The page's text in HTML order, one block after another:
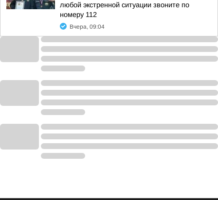
любой экстренной ситуации звоните по
номеру 112
Вчера, 09:04